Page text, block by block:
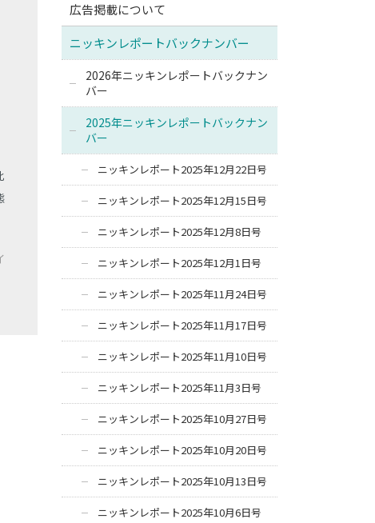
広告掲載について
ニッキンレポートバックナンバー
2026年ニッキンレポートバックナン
バー
2025年ニッキンレポートバックナン
バー
ニッキンレポート2025年12月22日号
ニッキンレポート2025年12月15日号
ニッキンレポート2025年12月8日号
ニッキンレポート2025年12月1日号
ニッキンレポート2025年11月24日号
ニッキンレポート2025年11月17日号
ニッキンレポート2025年11月10日号
ニッキンレポート2025年11月3日号
ニッキンレポート2025年10月27日号
ニッキンレポート2025年10月20日号
ニッキンレポート2025年10月13日号
ニッキンレポート2025年10月6日号